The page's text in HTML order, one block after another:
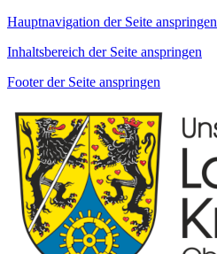
Hauptnavigation der Seite anspringen
Inhaltsbereich der Seite anspringen
Footer der Seite anspringen